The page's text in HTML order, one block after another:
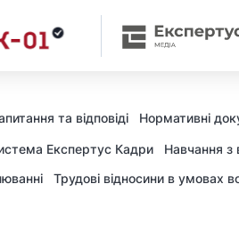
та відповіді Нормативні
Експертус Кадри
Навчання з
Трудові відносини в умовах